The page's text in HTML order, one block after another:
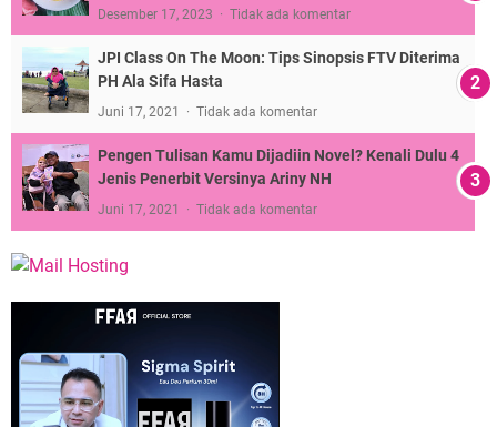
Desember 17, 2023 Tidak ada komentar
JPI Class On The Moon: Tips Sinopsis FTV Diterima
PH Ala Sifa Hasta
Juni 17, 2021 Tidak ada komentar
Pengen Tulisan Kamu Dijadiin Novel? Kenali Dulu 4
Jenis Penerbit Versinya Ariny NH
Juni 17, 2021 Tidak ada komentar